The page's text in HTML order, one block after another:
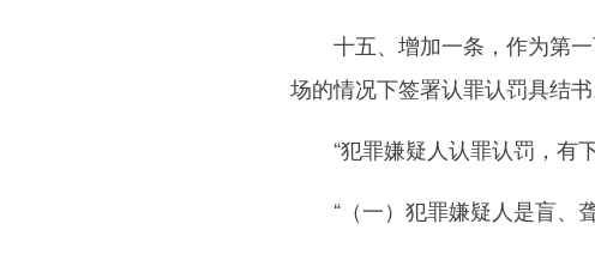
十五、增加一条，作为第一
场的情况下签署认罪认罚具结书
“犯罪嫌疑人认罪认罚，有下
“（一）犯罪嫌疑人是盲、聋